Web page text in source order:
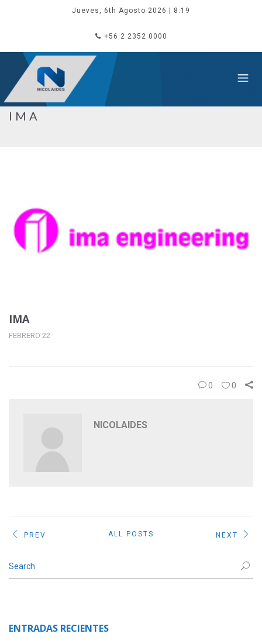
Jueves, 6th Agosto 2026 | 8:19
+56 2 2352 0000
IMA
IMA
FEBRERO 22
0 0
NICOLAIDES
PREV ALL POSTS NEXT
ENTRADAS RECIENTES